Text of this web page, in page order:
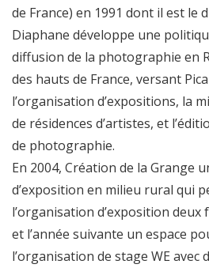
de France) en 1991 dont il est le
Diaphane développe une
diffusion de la photographie en
des hauts de France, versant
l’organisation d’expositions, la
de résidences d’artistes, et
de photographie.
En 2004, Création de la Grange
d’exposition en milieu rural qui
l’organisation d’exposition deux
et l’année suivante un espace
l’organisation de stage WE avec